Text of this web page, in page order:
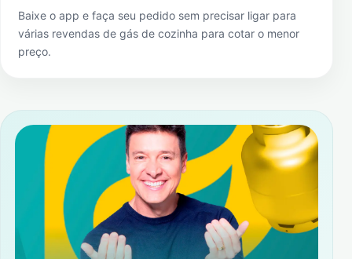
Baixe o app e faça seu pedido sem precisar ligar para
várias revendas de gás de cozinha para cotar o menor
preço.